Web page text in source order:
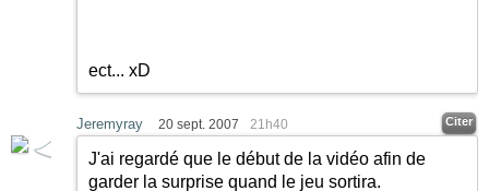
ect... xD
Jeremyray 20 sept. 2007 21h40 Citer
J'ai regardé que le début de la vidéo afin de
garder la surprise quand le jeu sortira.